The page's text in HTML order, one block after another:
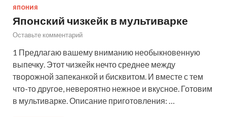
ЯПОНИЯ
Японский чизкейк в мультиварке
Оставьте комментарий
1 Предлагаю вашему вниманию необыкновенную
выпечку. Этот чизкейк нечто среднее между
творожной запеканкой и бисквитом. И вместе с тем
что-то другое, невероятно нежное и вкусное. Готовим
в мультиварке. Описание приготовления: …